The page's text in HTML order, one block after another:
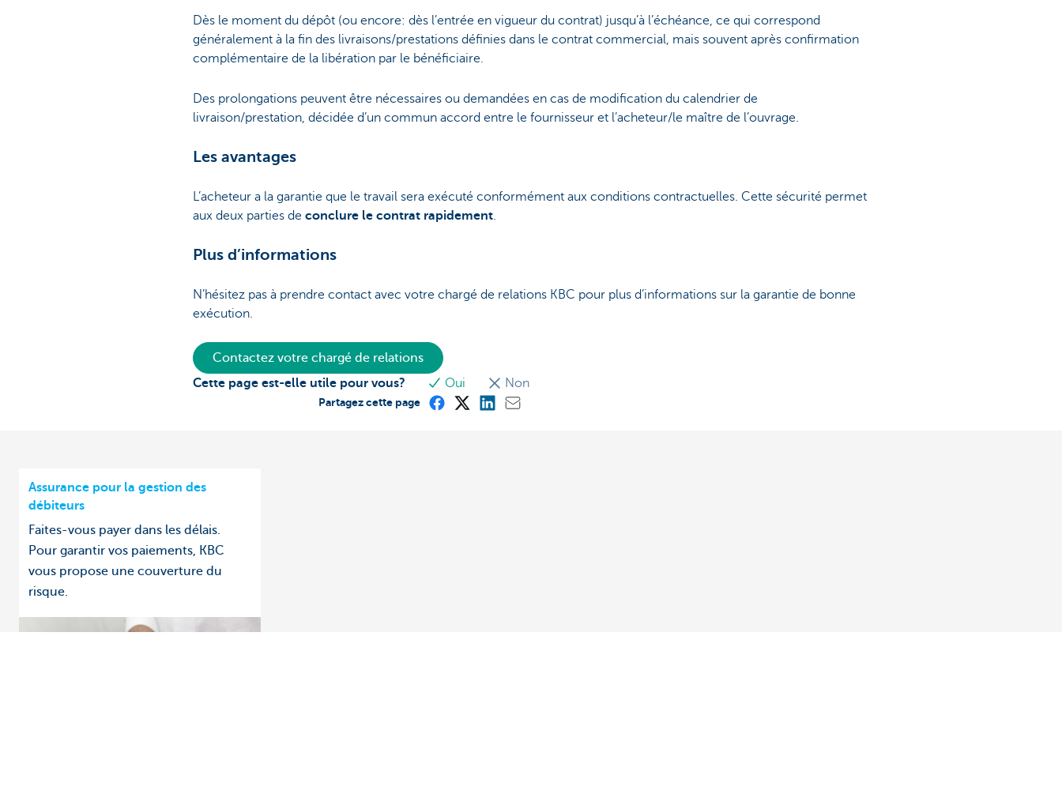
Dès le moment du dépôt (ou encore: dès l’entrée en vigueur du contrat) jusqu’à l’échéance, ce qui correspond
généralement à la fin des livraisons/prestations définies dans le contrat commercial, mais souvent après confirmation
complémentaire de la libération par le bénéficiaire.
Des prolongations peuvent être nécessaires ou demandées en cas de modification du calendrier de
livraison/prestation, décidée d’un commun accord entre le fournisseur et l’acheteur/le maître de l’ouvrage.
Les avantages
L’acheteur a la garantie que le travail sera exécuté conformément aux conditions contractuelles. Cette sécurité permet
aux deux parties de conclure le contrat rapidement.
Plus d’informations
N’hésitez pas à prendre contact avec votre chargé de relations KBC pour plus d’informations sur la garantie de bonne
exécution.
Contactez votre chargé de relations
Cette page est-elle utile pour vous?
Oui Non
Partagez cette page
Assurance pour la gestion des
débiteurs
Faites-vous payer dans les délais.
Pour garantir vos paiements, KBC
vous propose une couverture du
risque.